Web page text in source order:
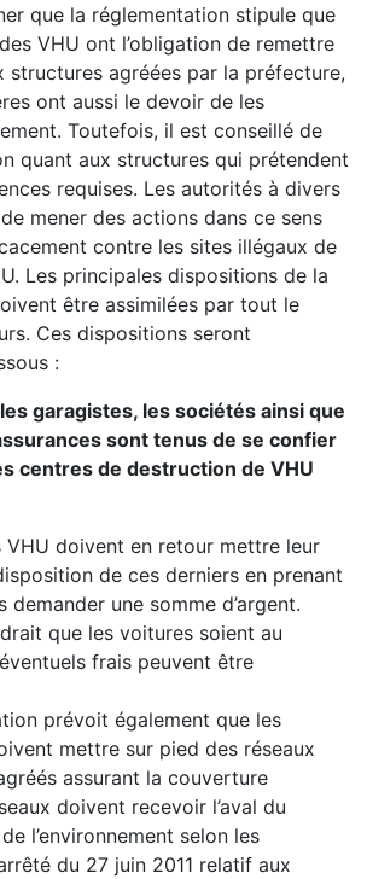
que la réglementation stipule que
VHU ont l’obligation de remettre
structures agréées par la préfecture,
ont aussi le devoir de les
Toutefois, il est conseillé de
quant aux structures qui prétendent
requises. Les autorités à divers
mener des actions dans ce sens
contre les sites illégaux de
Les principales dispositions de la
être assimilées par tout le
Ces dispositions seront
:
garagistes, les sociétés ainsi que
sont tenus de se confier
centres de destruction de VHU
VHU doivent en retour mettre leur
de ces derniers en prenant
demander une somme d’argent.
que les voitures soient au
frais peuvent être
prévoit également que les
mettre sur pied des réseaux
assurant la couverture
doivent recevoir l’aval du
l’environnement selon les
du 27 juin 2011 relatif aux